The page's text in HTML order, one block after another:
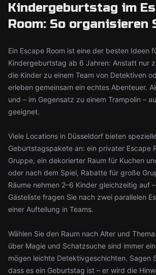
Kindergeburtstag im
Room: So organisieren
Ein Escape Room ist eine der besten Ideen
Kindergeburtstag ab 6 Jahren: Anstatt nur
die Kinder zu einem Team von Detektiven
erleben gemeinsam ein echtes Abenteuer.
und – im Gegensatz zu einem Trampolin –
geeignet.
Viele Locations in Düsseldorf bieten
Geburtstagspakete an: ein privater Escape
Gruppe, ein dekorierter Raum für Kuchen
oder nach dem Spiel, Rabatte für große
Räume nehmen 2–6 Kinder gleichzeitig auf
Gästeliste fragen Sie nach zwei parallelen
einer Aufteilung in Teams.
Wählen Sie den Raum nach Alter und
über Magie und Schatzsuche sind immer
mögen leichte Detektivgeschichten. Sagen
dass es ein Geburtstag ist – er wird die